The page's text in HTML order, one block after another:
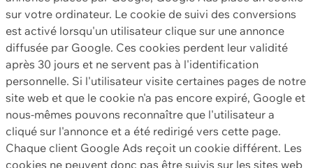
sur votre ordinateur. Le cookie de suivi des conversions
est activé lorsqu'un utilisateur clique sur une annonce
diffusée par Google. Ces cookies perdent leur validité
après 30 jours et ne servent pas à l'identification
personnelle. Si l'utilisateur visite certaines pages de notre
site web et que le cookie n'a pas encore expiré, Google et
nous-mêmes pouvons reconnaître que l'utilisateur a
cliqué sur l'annonce et a été redirigé vers cette page.
Chaque client Google Ads reçoit un cookie différent. Les
cookies ne peuvent donc pas être suivis sur les sites web